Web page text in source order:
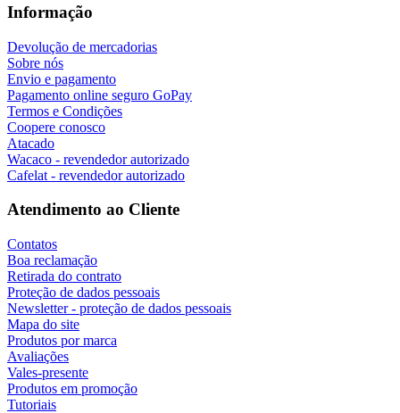
Informação
Devolução de mercadorias
Sobre nós
Envio e pagamento
Pagamento online seguro GoPay
Termos e Condições
Coopere conosco
Atacado
Wacaco - revendedor autorizado
Cafelat - revendedor autorizado
Atendimento ao Cliente
Contatos
Boa reclamação
Retirada do contrato
Proteção de dados pessoais
Newsletter - proteção de dados pessoais
Mapa do site
Produtos por marca
Avaliações
Vales-presente
Produtos em promoção
Tutoriais